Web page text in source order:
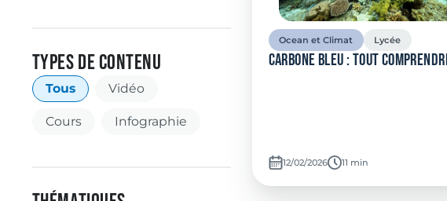
Types de contenu
Types
Tous Vidéo
Cours Infographie
Ocean et Climat Lycée
carbone bleu : Tout
12/02/2026 Temps de lecture:
11 min